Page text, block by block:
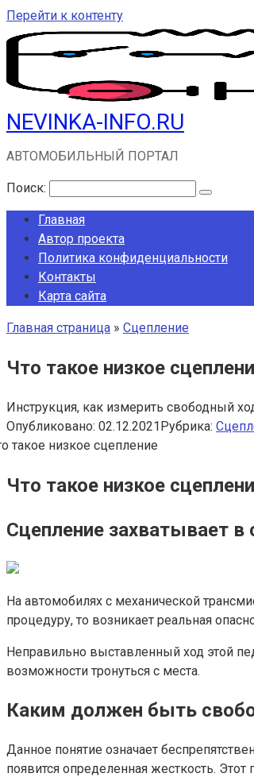
Перейти к контенту
NEVINKA-INFO.RU
АВТОМОБИЛЬНЫЙ ПОРТАЛ
Поиск:
Главная
Автор проекта
Политика конфиденциальности
Контакты
Карта сайта
Главная страница » Сцепление
Что такое низкое
Инструкция, как измерить свободный
Опубликовано: 02.12.2021Рубрика:
Что такое низкое
Сцепление захватывает
На автомобилях с механической
процедуру, то возникает реальная
Неправильно выставленный ход этой
возможности тронуться с места.
Каким должен быть
Данное понятие означает
появится определенная жесткость.